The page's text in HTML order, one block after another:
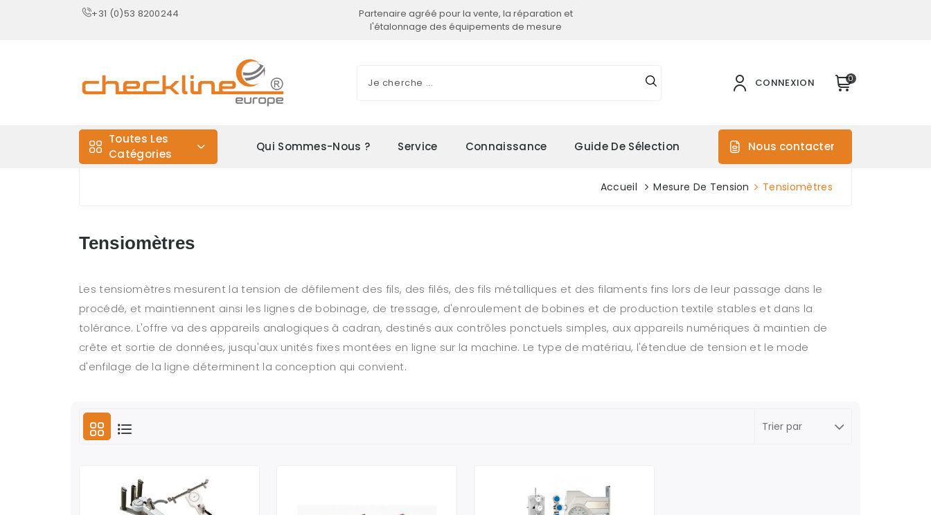
+31 (0)53 8200244
Partenaire agréé pour la vente, la réparation et
l'étalonnage des équipements de mesure
CONNEXION 0
Toutes Les
Catégories
Qui Sommes-Nous ? Service Connaissance Guide De Sélection Nous contacter
Accueil Mesure De Tension Tensiomètres
Tensiomètres
Les tensiomètres mesurent la tension de défilement des fils, des filés, des fils métalliques et des filaments fins lors de leur passage dans le
procédé, et maintiennent ainsi les lignes de bobinage, de tressage, d'enroulement de bobines et de production textile stables et dans la
tolérance. L'offre va des appareils analogiques à cadran, destinés aux contrôles ponctuels simples, aux appareils numériques à maintien de
crête et sortie de données, jusqu'aux unités fixes montées en ligne sur la machine. Le type de matériau, l'étendue de tension et le mode
d'enfilage de la ligne déterminent la conception qui convient.